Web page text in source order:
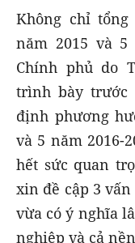
Không chỉ
năm 2015 và 5
Chính phủ do
trình bày trước
định phương
và 5 năm 2016-
hết sức quan
xin đề cập 3
vừa có ý nghĩa
nghiệp và cả